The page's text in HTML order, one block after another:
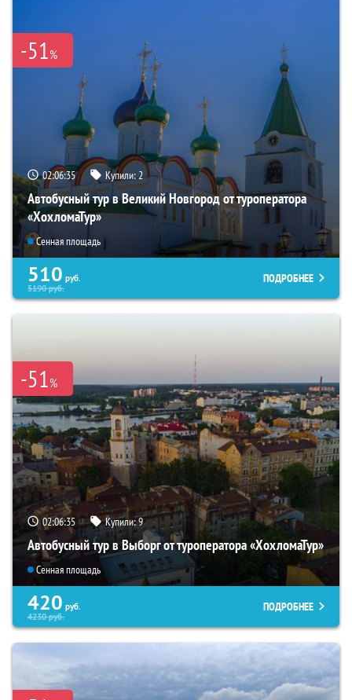
-51%
02:06:34 Купили:2
Автобусный тур в Великий Новгород от туроператора
«ХохломаТур»
Сенная площадь
510 руб.
5190руб.
ПОДРОБНЕЕ
-51%
02:06:34 Купили:9
Автобусный тур в Выборг от туроператора «ХохломаТур»
Сенная площадь
420 руб.
4230руб.
ПОДРОБНЕЕ